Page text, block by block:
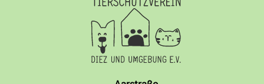
Finden Sie ein verletztes Haustier, so rufen Sie uns im
geholfen werden, wenn Sie sie direkt zu einem